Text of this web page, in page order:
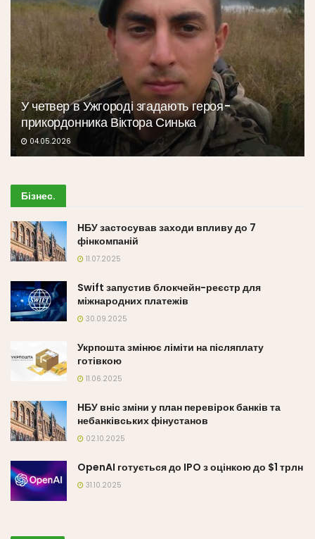
У четвер в Ужгороді згадають героя-
прикордонника Віктора Синька
04.05.2026
Бізнес.
НБУ застосував заходи впливу до 7
фінкомпаній
11.07.2025
Swift запустив блокчейн-реєстр для
міжнародних платежів
30.09.2025
Укрпошта змінює ліміти на післяплату
готівкою
11.06.2025
НБУ вніс зміни у план перевірок банків та
небанківських фінустанов
02.10.2025
OpenAI готується до IPO з оцінкою до $1 трлн
31.10.2025